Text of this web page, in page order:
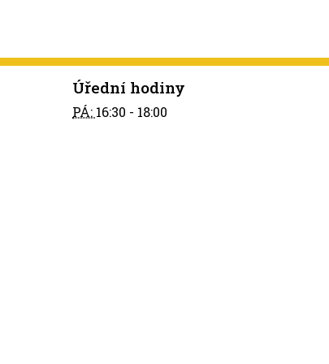
Úřední hodiny
PÁ: 16:30 - 18:00